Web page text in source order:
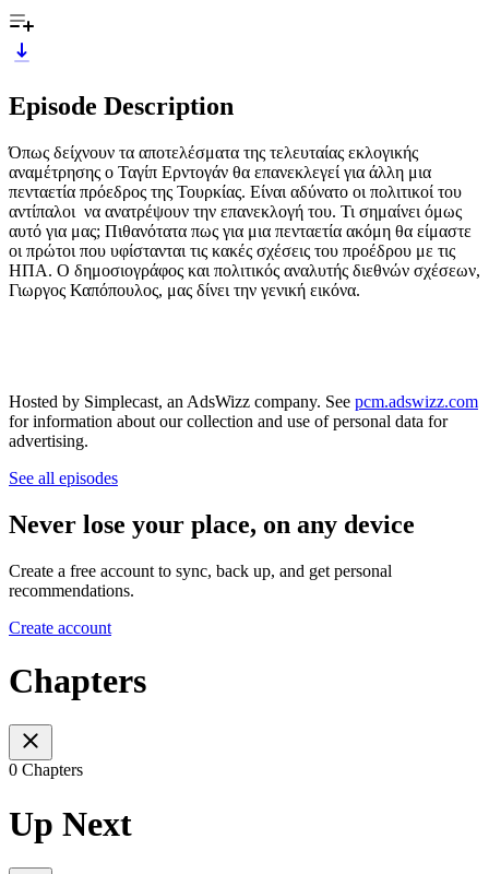
Episode Description
Όπως δείχνουν τα αποτελέσματα της τελευταίας εκλογικής
αναμέτρησης ο Ταγίπ Ερντογάν θα επανεκλεγεί για άλλη μια
πενταετία πρόεδρος της Τουρκίας. Είναι αδύνατο οι πολιτικοί του
αντίπαλοι να ανατρέψουν την επανεκλογή του. Τι σημαίνει όμως
αυτό για μας; Πιθανότατα πως για μια πενταετία ακόμη θα είμαστε
οι πρώτοι που υφίστανται τις κακές σχέσεις του προέδρου με τις
ΗΠΑ. Ο δημοσιογράφος και πολιτικός αναλυτής διεθνών σχέσεων,
Γιωργος Καπόπουλος, μας δίνει την γενική εικόνα.
Hosted by Simplecast, an AdsWizz company. See pcm.adswizz.com
for information about our collection and use of personal data for
advertising.
See all episodes
Never lose your place, on any device
Create a free account to sync, back up, and get personal
recommendations.
Create account
Chapters
0 Chapters
Up Next